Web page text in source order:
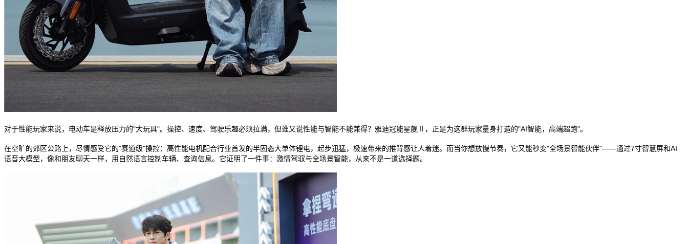
对于性能玩家来说，电动车是释放压力的"大玩具"。操控、速度、驾驶乐趣必须拉满，但谁又说性能与智能不能兼得？雅迪冠能星舰Ⅱ，正是为这群玩家量身打造的"AI智能，高端超跑"。
在空旷的郊区公路上，尽情感受它的"赛道级"操控：高性能电机配合行业首发的半固态大单体锂电，起步迅猛，极速带来的推背感让人着迷。而当你想放慢节奏，它又能秒变"全场景智能伙伴"——通过7寸智慧屏和AI
语音大模型，像和朋友聊天一样，用自然语言控制车辆、查询信息。它证明了一件事：激情驾驭与全场景智能，从来不是一道选择题。